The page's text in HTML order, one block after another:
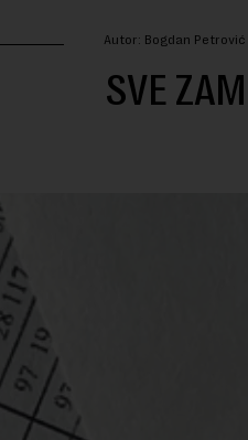
Autor: Bogdan Petrović
SVE